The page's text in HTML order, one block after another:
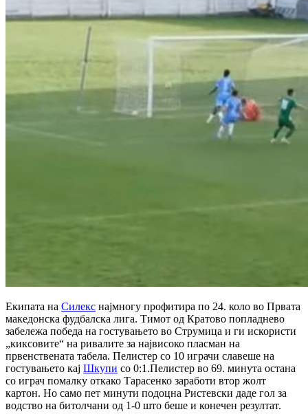
Екипата на Силекс најмногу профитира по 24. коло во Првата
македонска фудбалска лига. Тимот од Кратово попладнево
забележа победа на гостувањето во Струмица и ги искористи
„киксовите“ на ривалите за највисоко пласман на
првенствената табела. Пелистер со 10 играчи славеше на
гостувањето кај Шкупи со 0:1.Пелистер во 69. минута остана
со играч помалку откако Тарасенко заработи втор жолт
картон. Но само пет минути подоцна Ристевски даде гол за
водство на битолчани од 1-0 што беше и конечен резултат.